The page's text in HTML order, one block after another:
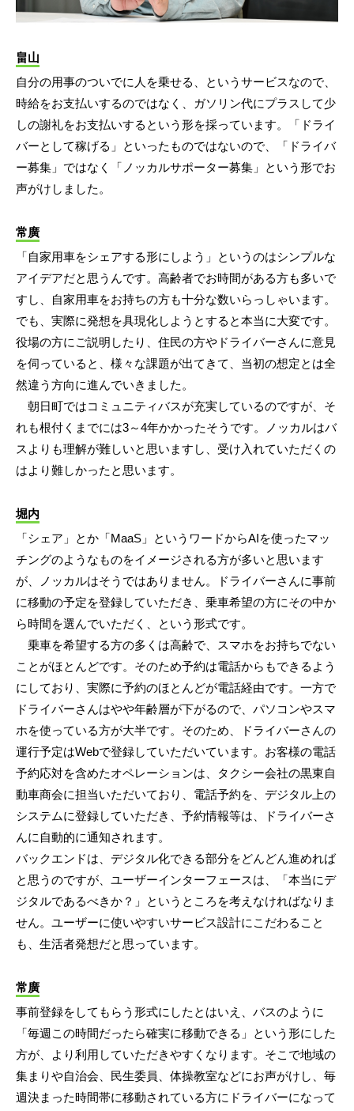
畠山
自分の用事のついでに人を乗せる、というサービスなので、
時給をお支払いするのではなく、ガソリン代にプラスして少
しの謝礼をお支払いするという形を採っています。「ドライ
バーとして稼げる」といったものではないので、「ドライバ
ー募集」ではなく「ノッカルサポーター募集」という形でお
声がけしました。
常廣
「自家用車をシェアする形にしよう」というのはシンプルな
アイデアだと思うんです。高齢者でお時間がある方も多いで
すし、自家用車をお持ちの方も十分な数いらっしゃいます。
でも、実際に発想を具現化しようとすると本当に大変です。
役場の方にご説明したり、住民の方やドライバーさんに意見
を伺っていると、様々な課題が出てきて、当初の想定とは全
然違う方向に進んでいきました。
朝日町ではコミュニティバスが充実しているのですが、そ
れも根付くまでには3～4年かかったそうです。ノッカルはバ
スよりも理解が難しいと思いますし、受け入れていただくの
はより難しかったと思います。
堀内
「シェア」とか「MaaS」というワードからAIを使ったマッ
チングのようなものをイメージされる方が多いと思います
が、ノッカルはそうではありません。ドライバーさんに事前
に移動の予定を登録していただき、乗車希望の方にその中か
ら時間を選んでいただく、という形式です。
乗車を希望する方の多くは高齢で、スマホをお持ちでない
ことがほとんどです。そのため予約は電話からもできるよう
にしており、実際に予約のほとんどが電話経由です。一方で
ドライバーさんはやや年齢層が下がるので、パソコンやスマ
ホを使っている方が大半です。そのため、ドライバーさんの
運行予定はWebで登録していただいています。お客様の電話
予約応対を含めたオペレーションは、タクシー会社の黒東自
動車商会に担当いただいており、電話予約を、デジタル上の
システムに登録していただき、予約情報等は、ドライバーさ
んに自動的に通知されます。
バックエンドは、デジタル化できる部分をどんどん進めれば
と思うのですが、ユーザーインターフェースは、「本当にデ
ジタルであるべきか？」というところを考えなければなりま
せん。ユーザーに使いやすいサービス設計にこだわること
も、生活者発想だと思っています。
常廣
事前登録をしてもらう形式にしたとはいえ、バスのように
「毎週この時間だったら確実に移動できる」という形にした
方が、より利用していただきやすくなります。そこで地域の
集まりや自治会、民生委員、体操教室などにお声がけし、毎
週決まった時間帯に移動されている方にドライバーになって